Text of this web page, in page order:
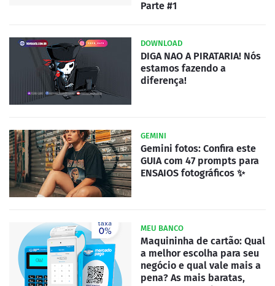
Parte #1
DOWNLOAD
DIGA NAO A PIRATARIA! Nós
estamos fazendo a
diferença!
GEMINI
Gemini fotos: Confira este
GUIA com 47 prompts para
ENSAIOS fotográficos ✨
MEU BANCO
Maquininha de cartão: Qual
a melhor escolha para seu
negócio e qual vale mais a
pena? As mais baratas,